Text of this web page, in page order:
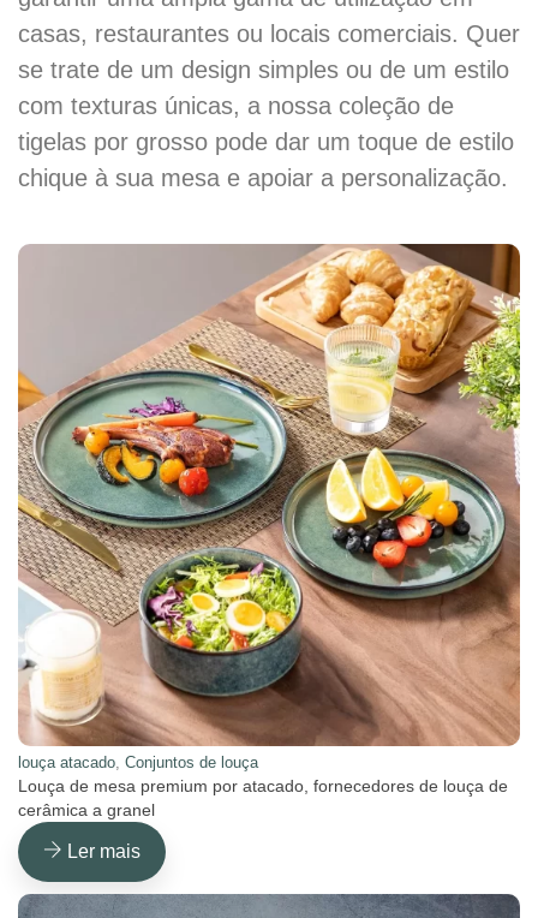
casas, restaurantes ou locais comerciais. Quer
se trate de um design simples ou de um estilo
com texturas únicas, a nossa coleção de
tigelas por grosso pode dar um toque de estilo
chique à sua mesa e apoiar a personalização.
louça atacado, Conjuntos de louça
Louça de mesa premium por atacado, fornecedores de louça de
cerâmica a granel
Ler mais